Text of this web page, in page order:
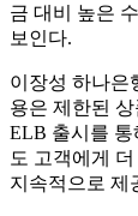
금 대비 높은
보인다.
이장성 하나은
용은 제한된
ELB 출시를 통
도 고객에게
지속적으로 제